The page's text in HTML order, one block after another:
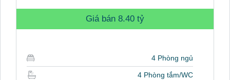
Giá bán 8.40 tỷ
4 Phòng ngủ
4 Phòng tắm/WC